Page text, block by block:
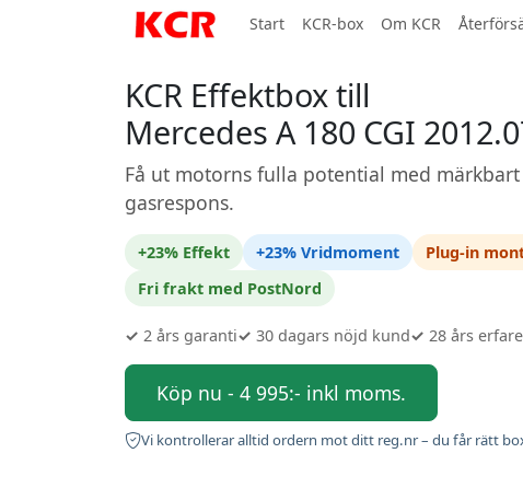
Start KCR-box Om KCR
KCR Effektbox till
Mercedes A 180 CGI
Få ut motorns fulla potential med
gasrespons.
+23% Effekt +23% Vridmoment Plug-in
Fri frakt med PostNord
✓ 2 års garanti✓ 30 dagars nöjd kund✓ 28 års
Köp nu - 4 995:- inkl moms.
Vi kontrollerar alltid ordern mot ditt reg.nr – du får rätt